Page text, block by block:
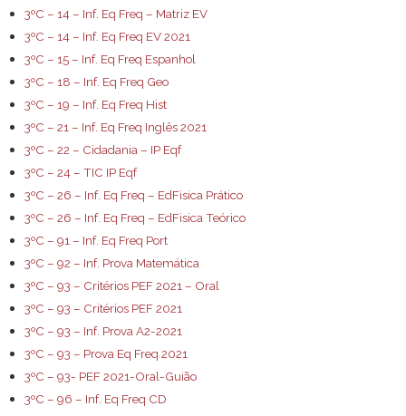
3ºC – 14 – Inf. Eq Freq – Matriz EV
3ºC – 14 – Inf. Eq Freq EV 2021
3ºC – 15 – Inf. Eq Freq Espanhol
3ºC – 18 – Inf. Eq Freq Geo
3ºC – 19 – Inf. Eq Freq Hist
3ºC – 21 – Inf. Eq Freq Inglês 2021
3ºC – 22 – Cidadania – IP Eqf
3ºC – 24 – TIC IP Eqf
3ºC – 26 – Inf. Eq Freq – EdFisica Prático
3ºC – 26 – Inf. Eq Freq – EdFisica Teórico
3ºC – 91 – Inf. Eq Freq Port
3ºC – 92 – Inf. Prova Matemática
3ºC – 93 – Critérios PEF 2021 – Oral
3ºC – 93 – Critérios PEF 2021
3ºC – 93 – Inf. Prova A2-2021
3ºC – 93 – Prova Eq Freq 2021
3ºC – 93- PEF 2021-Oral-Guião
3ºC – 96 – Inf. Eq Freq CD